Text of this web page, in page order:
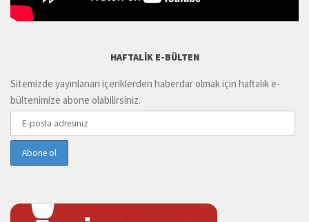
HAFTALIK E-BÜLTEN
Sitemizde yayınlanan içeriklerden haberdar olmak için haftalık e-
bültenimize abone olabilirsiniz.